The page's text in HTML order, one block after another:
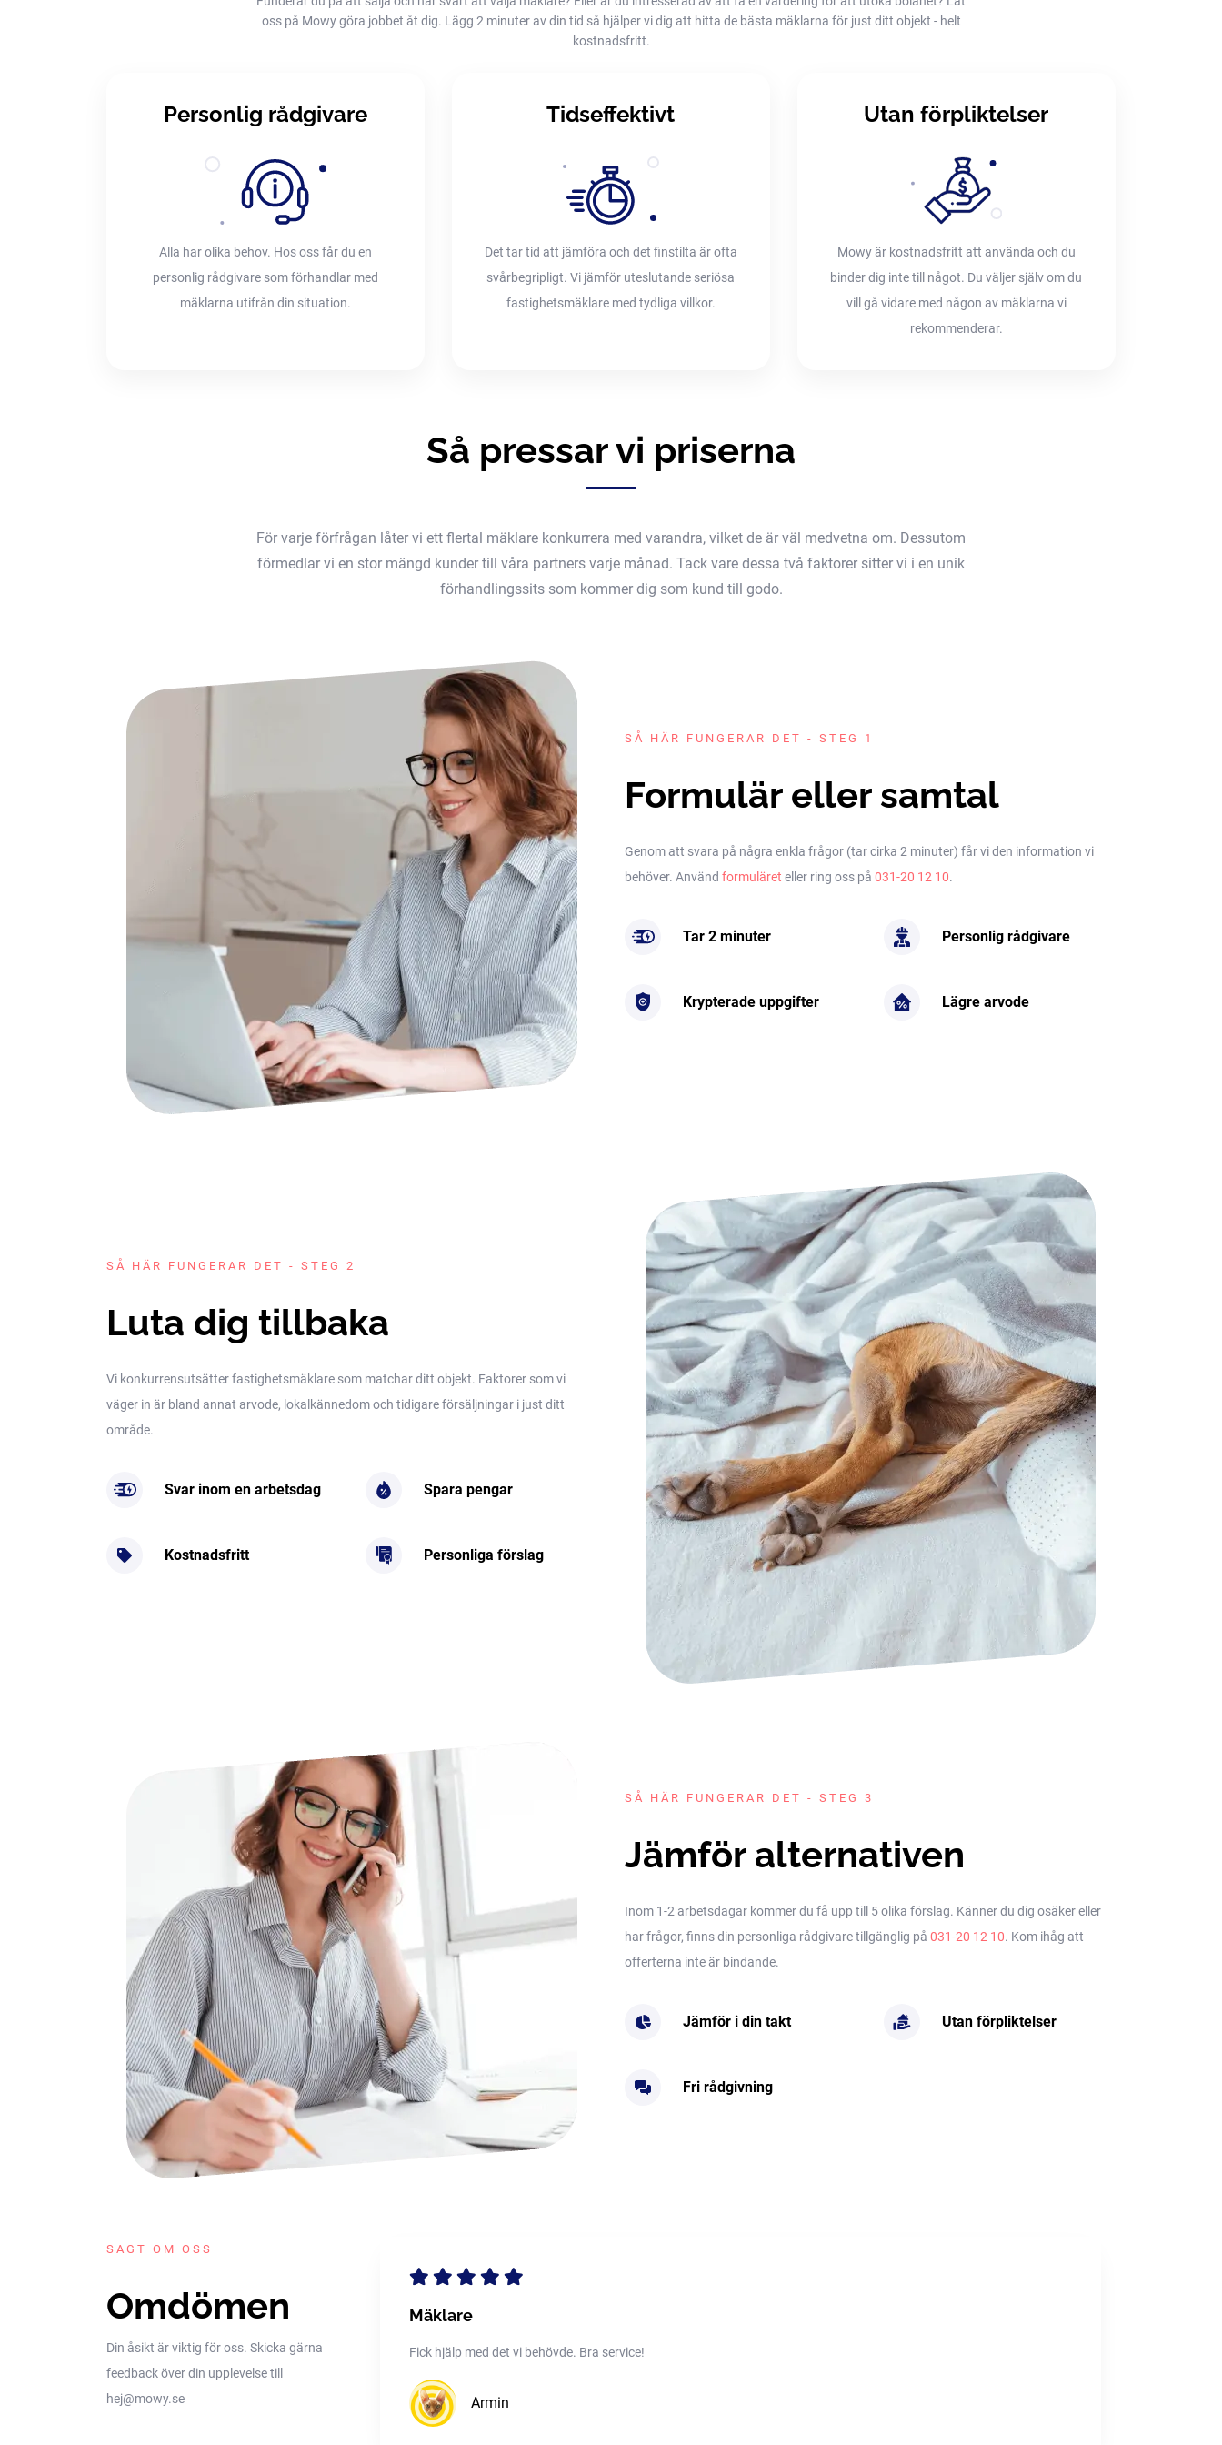
oss på Mowy göra jobbet åt dig. Lägg 2 minuter av din tid så hjälper vi dig att hitta de bästa mäklarna för just ditt objekt - helt
kostnadsfritt.
Personlig rådgivare
Alla har olika behov. Hos oss får du en
personlig rådgivare som förhandlar med
mäklarna utifrån din situation.
Tidseffektivt
Det tar tid att jämföra och det finstilta är ofta
svårbegripligt. Vi jämför uteslutande seriösa
fastighetsmäklare med tydliga villkor.
Utan förpliktelser
Mowy är kostnadsfritt att använda och du
binder dig inte till något. Du väljer själv om du
vill gå vidare med någon av mäklarna vi
rekommenderar.
Så pressar vi priserna
För varje förfrågan låter vi ett flertal mäklare konkurrera med varandra, vilket de är väl medvetna om. Dessutom
förmedlar vi en stor mängd kunder till våra partners varje månad. Tack vare dessa två faktorer sitter vi i en unik
förhandlingssits som kommer dig som kund till godo.
SÅ HÄR FUNGERAR DET - STEG 1
Formulär eller samtal
Genom att svara på några enkla frågor (tar cirka 2 minuter) får vi den information vi
behöver. Använd formuläret eller ring oss på 031-20 12 10.
Tar 2 minuter Personlig rådgivare
Krypterade uppgifter Lägre arvode
SÅ HÄR FUNGERAR DET - STEG 2
Luta dig tillbaka
Vi konkurrensutsätter fastighetsmäklare som matchar ditt objekt. Faktorer som vi
väger in är bland annat arvode, lokalkännedom och tidigare försäljningar i just ditt
område.
Svar inom en arbetsdag Spara pengar
Kostnadsfritt Personliga förslag
SÅ HÄR FUNGERAR DET - STEG 3
Jämför alternativen
Inom 1-2 arbetsdagar kommer du få upp till 5 olika förslag. Känner du dig osäker eller
har frågor, finns din personliga rådgivare tillgänglig på 031-20 12 10. Kom ihåg att
offerterna inte är bindande.
Jämför i din takt Utan förpliktelser
Fri rådgivning
SAGT OM OSS
Omdömen
Din åsikt är viktig för oss. Skicka gärna
feedback över din upplevelse till
hej@mowy.se
Mäklare
Fick hjälp med det vi behövde. Bra service!
Armin